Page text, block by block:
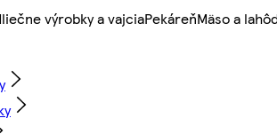
výrobky a vajciaPekáreňMäso a